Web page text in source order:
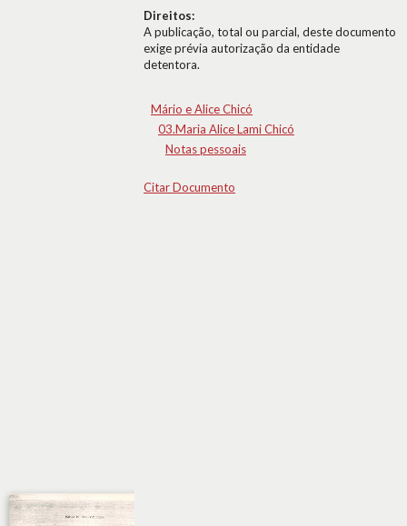
Direitos:
A publicação, total ou parcial, deste documento
exige prévia autorização da entidade
detentora.
Mário e Alice Chicó
03.Maria Alice Lami Chicó
Notas pessoais
Citar Documento